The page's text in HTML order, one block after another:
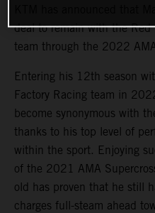
deal to remain with the
team through the 2022
Entering his 12th season
Factory Racing team in
become synonymous with
thanks to his top level of
within the sport. Enjoying
of the 2021 AMA
old has proven that he still
charges full-steam ahead